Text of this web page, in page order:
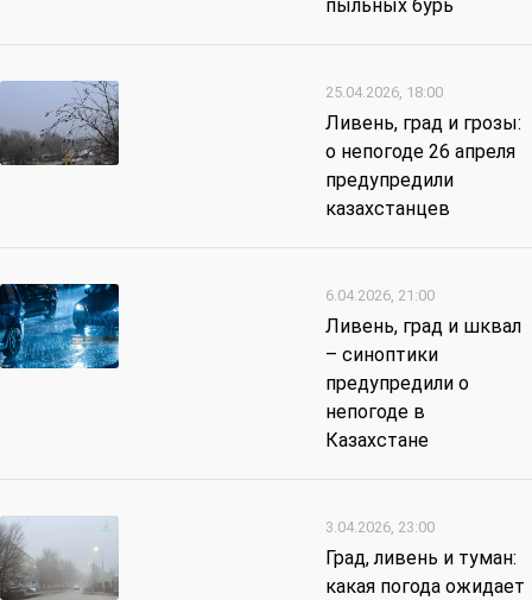
пыльных бурь
25.04.2026, 18:00
Ливень, град и грозы:
о непогоде 26 апреля
предупредили
казахстанцев
6.04.2026, 21:00
Ливень, град и шквал
– синоптики
предупредили о
непогоде в
Казахстане
3.04.2026, 23:00
Град, ливень и туман:
какая погода ожидает